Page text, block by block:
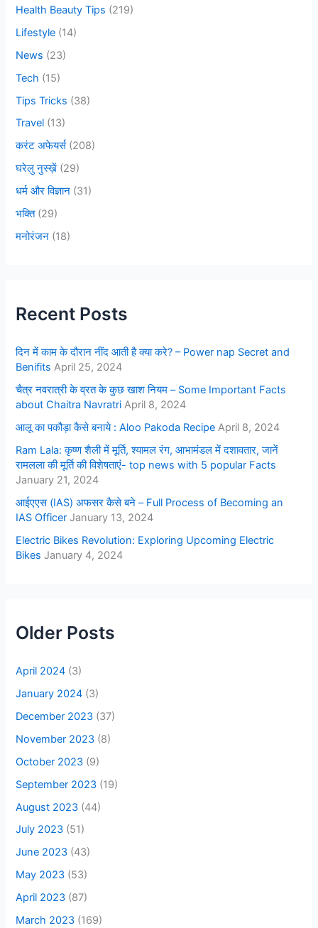
Health Beauty Tips (219)
Lifestyle (14)
News (23)
Tech (15)
Tips Tricks (38)
Travel (13)
करंट अफेयर्स(208)
घरेलु नुस्ख़ें (29)
धर्म और विज्ञान (31)
भक्ति(29)
मनोरंजन (18)
Recent Posts
दिन में काम के दौरान नींद आती है क्या करे? – Power nap Secret and
Benifits April 25, 2024
चैत्र नवरात्री के व्रत के कुछ खाश नियम – Some Important Facts
about Chaitra Navratri April 8, 2024
आलू का पकौड़ा कैसे बनाये : Aloo Pakoda Recipe April 8, 2024
Ram Lala: कृष्ण शैली में मूर्ति, श्यामल रंग, आभामंडल में दशावतार, जानें
रामलला की मूर्ति की विशेषताएं- top news with 5 popular Facts
January 21, 2024
आईएएस (IAS) अफसर कैसे बने – Full Process of Becoming an
IAS Officer January 13, 2024
Electric Bikes Revolution: Exploring Upcoming Electric
Bikes January 4, 2024
Older Posts
April 2024 (3)
January 2024 (3)
December 2023 (37)
November 2023 (8)
October 2023 (9)
September 2023 (19)
August 2023 (44)
July 2023 (51)
June 2023 (43)
May 2023 (53)
April 2023 (87)
March 2023 (169)